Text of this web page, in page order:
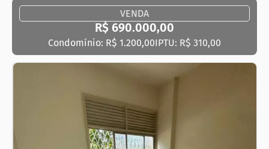
VENDA
R$ 690.000,00
Condomínio: R$ 1.200,00IPTU: R$ 310,00